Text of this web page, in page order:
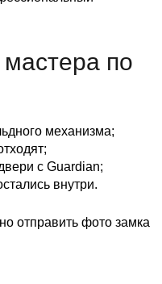
по
механизма;
с Guardian;
внутри.
отправить фото замка